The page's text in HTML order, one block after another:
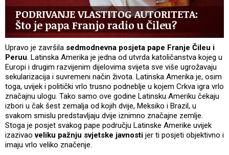
PODRIVANJE VLASTITOG AUTORITETA:
Što je papa Franjo radio u Čileu?
Upravo je završila sedmodnevna posjeta pape Franje Čileu i
Peruu. Latinska Amerika je jedna od utvrda katoličanstva kojeg u
Europi i drugim razvijenim dijelovima svijeta sve više ugrožavaju
sekularizacija i suvremeni način života. Latinska Amerika je, osim
toga, uvijek i politički vrlo trusno podneblje u kojem Crkva igra vrlo
značajnu ulogu. Tako samo ove godine Latinsku Ameriku čekaju
izbori u čak šest zemalja od kojih dvije, Meksiko i Brazil, u
svakom smislu predstavljaju dvije iznimno značajne zemlje.
Stoga je posjet svakog pape području Latinske Amerike uvijek
izazivaoveliku pažnju svjetske javnosti jer ti posjeti objektivno i
imaju vrlo veliko značenje.